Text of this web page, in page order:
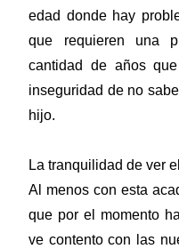
edad donde hay
que requieren una
cantidad de años
inseguridad de no
hijo.
La tranquilidad de ver
Al menos con esta
que por el momento
ve contento con las